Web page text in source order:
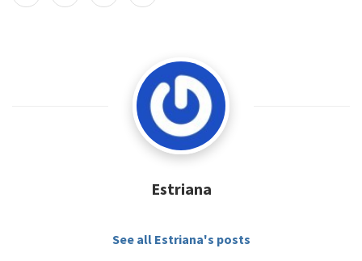
Estriana
See all Estriana's posts